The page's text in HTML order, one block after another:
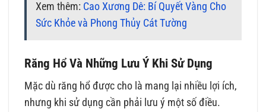
Xem thêm: Cao Xương Dê: Bí Quyết Vàng Cho
Sức Khỏe và Phong Thủy Cát Tường
Răng Hổ Và Những Lưu Ý Khi Sử Dụng
Mặc dù răng hổ được cho là mang lại nhiều lợi ích,
nhưng khi sử dụng cần phải lưu ý một số điều.